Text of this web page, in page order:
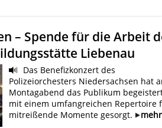
– Spende für die Arbeit
Liebenau
Das Benefizkonzert des
Polizeiorchesters Niedersachsen hat
Montagabend das Publikum
mit einem umfangreichen Repertoire
mitreißende Momente gesorgt.
mehr